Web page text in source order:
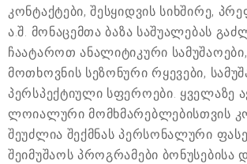
კონტაქტები, შესყიდვის სიხშირე,
ა.შ. მონაცემთა ბაზა საშუალებას
ჩაატაროთ ანალიტიკური
მოთხოვნის სეზონური რყევები,
პერსპექტიული სფეროები. ყველაზე
ლოიალური მომხმარებლებისთვის
შეუძლია შექმნას პერსონალური
შეიმუშაოს პროგრამები ბონუსებისა